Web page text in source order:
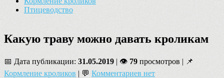
Птицеводство
Какую траву можно давать кроликам
📅 Дата публикации: 31.05.2019 | 👁 79 просмотров | 📌
Кормление кроликов | 💬 Комментариев нет